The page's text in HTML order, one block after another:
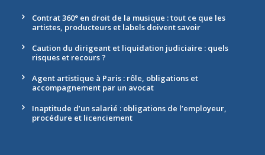
Contrat 360° en droit de la musique : tout ce que les
artistes, producteurs et labels doivent savoir
Caution du dirigeant et liquidation judiciaire : quels
risques et recours ?
Agent artistique à Paris : rôle, obligations et
accompagnement par un avocat
Inaptitude d’un salarié : obligations de l’employeur,
procédure et licenciement